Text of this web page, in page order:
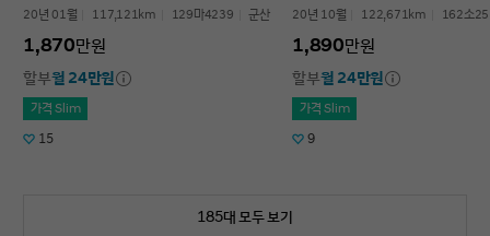
20년 01월 117,121km 129마4239 군산
1,870만원
할부월 24만원
가격 Slim
15
20년 10월 122,671km 162소
1,890만원
할부월 24만원
가격 Slim
9
185대 모두 보기